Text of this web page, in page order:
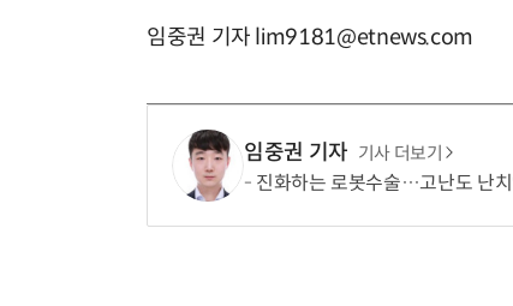
임중권 기자 lim9181@etnews.com
임중권 기자 기사 더보기
진화하는 로봇수술…고난도 난